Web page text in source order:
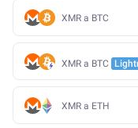
XMR a BTC
XMR a BTC
XMR a ETH